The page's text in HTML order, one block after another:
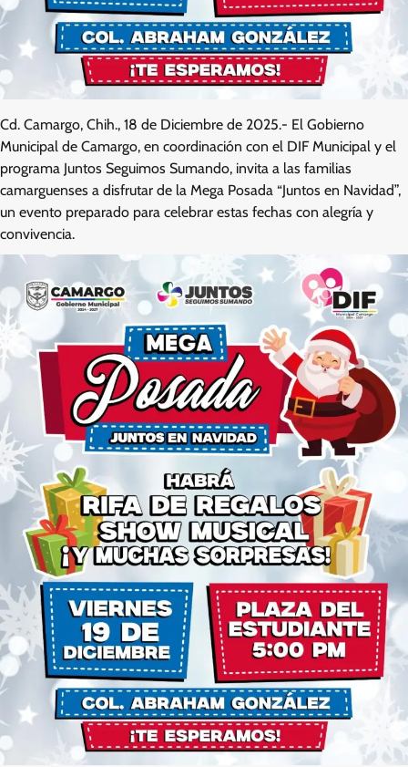
Cd. Camargo, Chih., 18 de Diciembre de 2025.- El Gobierno
Municipal de Camargo, en coordinación con el DIF Municipal y el
programa Juntos Seguimos Sumando, invita a las familias
camarguenses a disfrutar de la Mega Posada “Juntos en Navidad”,
un evento preparado para celebrar estas fechas con alegría y
convivencia.